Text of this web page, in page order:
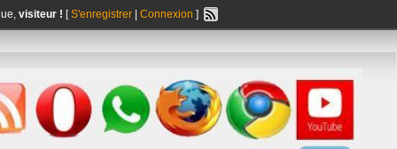
visiteur ! [S'enregistrer Connexion ]